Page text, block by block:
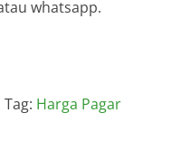
whatsapp.
Tag: Harga Pagar